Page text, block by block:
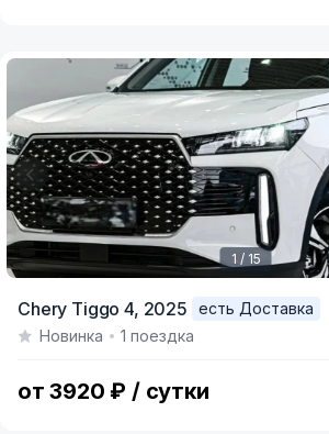
of
1 / 15
Chery Tiggo 4, 2025
есть Доставка
Новинка
1 поездка
от 3920 ₽ / сутки